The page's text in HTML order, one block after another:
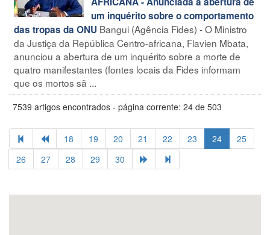
um inquérito sobre o comportamento
das tropas da ONU Bangui (Agência Fides) - O Ministro
da Justiça da República Centro-africana, Flavien Mbata,
anunciou a abertura de um inquérito sobre a morte de
quatro manifestantes (fontes locais da Fides informam
que os mortos sã ...
7539 artigos encontrados - página corrente: 24 de 503
18 19 20 21 22 23 24
25
26
27 28 29 30